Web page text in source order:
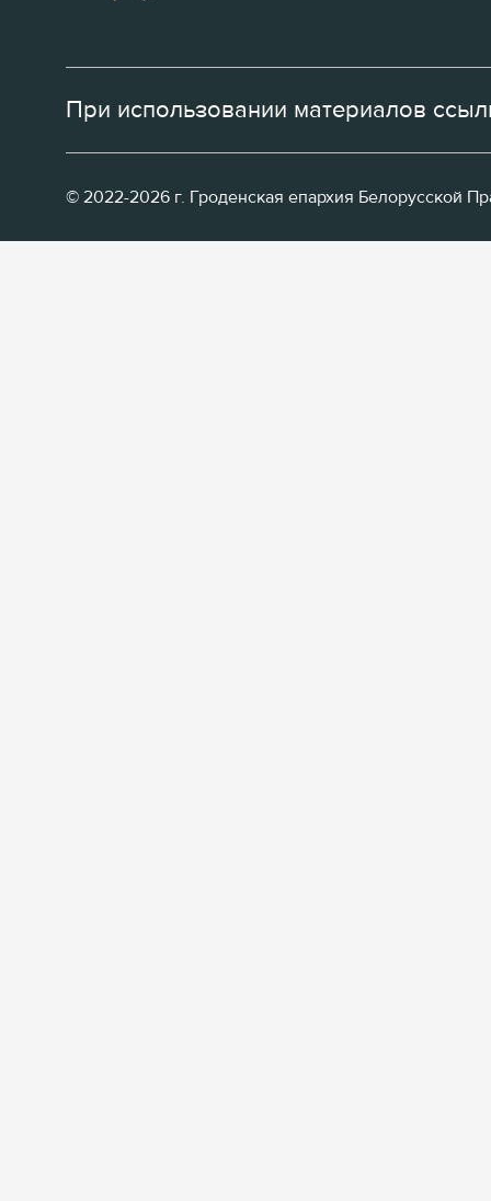
При использовании материалов
© 2022-2026 г. Гроденская епархия Белорусской